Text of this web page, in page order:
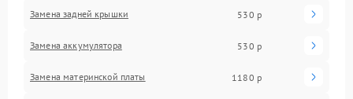
Замена задней крышки 530 р
Замена аккумулятора 530 р
Замена материнской платы 1180 р